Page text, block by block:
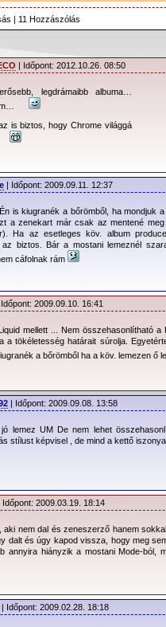
| 11 Hozzászólás
| Időpont: 2012.10.26. 08:50
legdrámaibb albuma…
is biztos, hogy Chrome világgá
| Időpont: 2009.09.11. 12:37
is kiugranék a bőrömből, ha mondjuk
a zenekart már csak az mentené
Ha az esetleges köv. album
az biztos. Bár a mostani lemeznél
cáfolnak rám
Időpont: 2009.09.10. 16:41
mellett ... Nem összehasonlítható
a tökéletesség határait súrolja.
a bőrömből ha a köv. lemezen ő
| Időpont: 2009.09.08. 13:58
jó lemez UM De nem lehet
stílust képvisel , de mind a kettő
Időpont: 2009.03.19. 18:14
aki nem dal és zeneszerző hanem
dalt és úgy kapod vissza, hogy meg
annyira hiányzik a mostani Mode-ból,
| Időpont: 2009.02.28. 18:18